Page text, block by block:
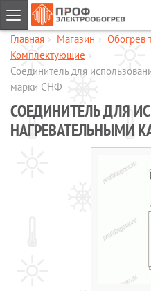
ГЛАВНАЯ
КОМПАНИЯ
УСЛУГИ
ОБЪЕКТЫ
КАТАЛОГИ
Обогрев кровли и водостоков
Готовые комплекты для обогрева
Главная › Магазин › Обогрев
Комплектующие ›
Соединитель для
марки СНФ
СОЕДИНИТЕЛЬ ДЛЯ
НАГРЕВАТЕЛЬНЫМИ